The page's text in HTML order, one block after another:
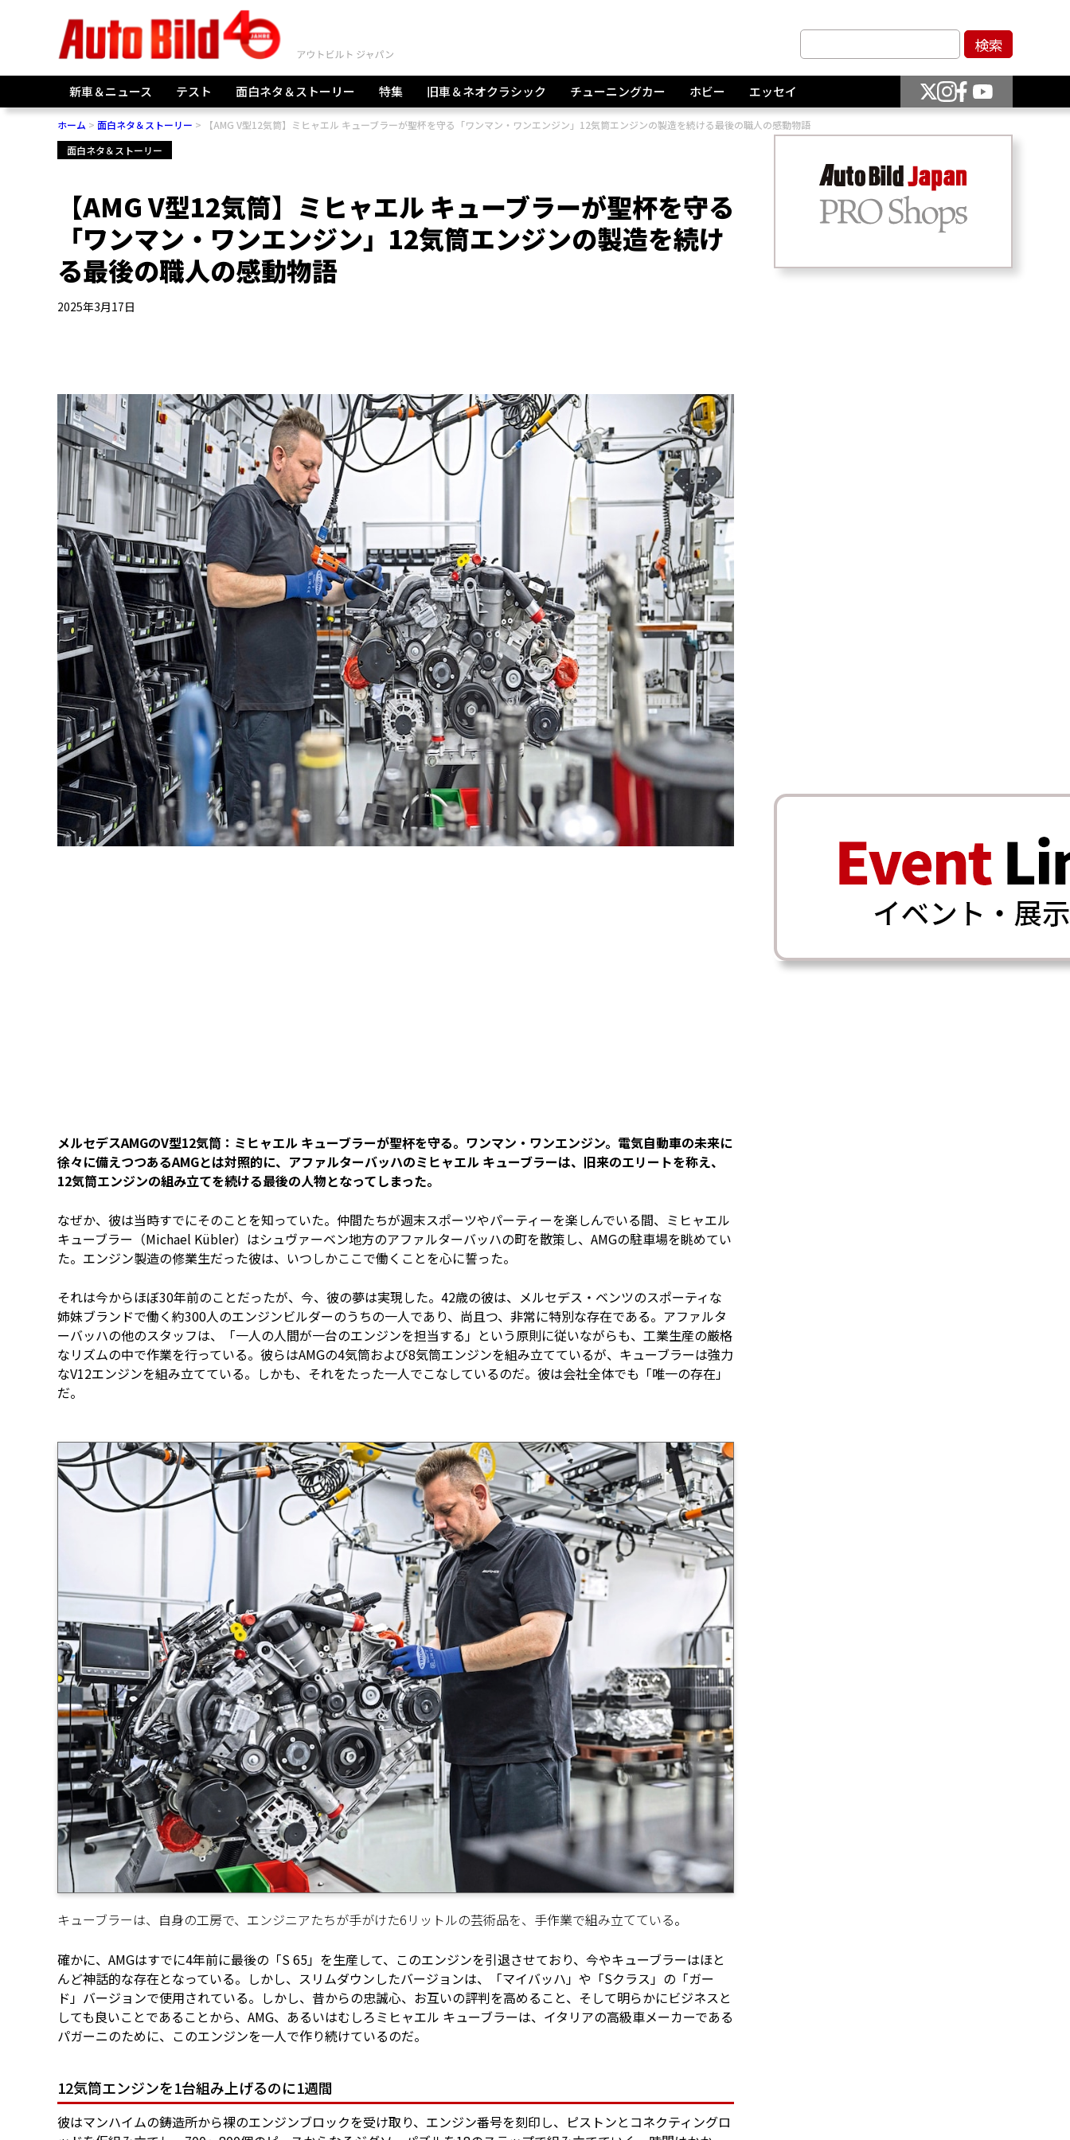
新車＆ニュース テスト 面白ネタ＆ストーリー 特集 旧車＆ネオクラシック チューニングカー ホビー エッセイ
ホーム 面白ネタ＆ストーリー
【AMG V型12気筒】ミヒャエル キューブラーが聖杯を守る「ワンマン・ワンエンジン」12気筒エンジンの製造を続ける最後の職人の感動物語
面白ネタ＆ストーリー
【AMG V型12気筒】ミヒャエル キューブラーが聖杯を守る
「ワンマン・ワンエンジン」12気筒エンジンの製造を続け
る最後の職人の感動物語
2025年3月17日
メルセデスAMGのV型12気筒：ミヒャエル キューブラーが聖杯を守る。ワンマン・ワンエンジン。電気自動車の未来に
徐々に備えつつあるAMGとは対照的に、アファルターバッハのミヒャエル キューブラーは、旧来のエリートを称え、
12気筒エンジンの組み立てを続ける最後の人物となってしまった。
なぜか、彼は当時すでにそのことを知っていた。仲間たちが週末スポーツやパーティーを楽しんでいる間、ミヒャエル
キューブラー（Michael Kübler）はシュヴァーベン地方のアファルターバッハの町を散策し、AMGの駐車場を眺めてい
た。エンジン製造の修業生だった彼は、いつしかここで働くことを心に誓った。
それは今からほぼ30年前のことだったが、今、彼の夢は実現した。42歳の彼は、メルセデス・ベンツのスポーティな
姉妹ブランドで働く約300人のエンジンビルダーのうちの一人であり、尚且つ、非常に特別な存在である。アファルタ
ーバッハの他のスタッフは、「一人の人間が一台のエンジンを担当する」という原則に従いながらも、工業生産の厳格
なリズムの中で作業を行っている。彼らはAMGの4気筒および8気筒エンジンを組み立てているが、キューブラーは強力
なV12エンジンを組み立てている。しかも、それをたった一人でこなしているのだ。彼は会社全体でも「唯一の存在」
だ。
キューブラーは、自身の工房で、エンジニアたちが手がけた6リットルの芸術品を、手作業で組み立てている。
確かに、AMGはすでに4年前に最後の「S 65」を生産して、このエンジンを引退させており、今やキューブラーはほと
んど神話的な存在となっている。しかし、スリムダウンしたバージョンは、「マイバッハ」や「Sクラス」の「ガー
ド」バージョンで使用されている。しかし、昔からの忠誠心、お互いの評判を高めること、そして明らかにビジネスと
しても良いことであることから、AMG、あるいはむしろミヒャエル キューブラーは、イタリアの高級車メーカーである
パガーニのために、このエンジンを一人で作り続けているのだ。
12気筒エンジンを1台組み上げるのに1週間
彼はマンハイムの鋳造所から裸のエンジンブロックを受け取り、エンジン番号を刻印し、ピストンとコネクティングロ